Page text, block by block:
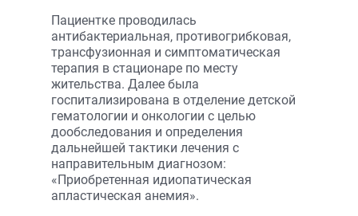
Пациентке проводилась
антибактериальная, противогрибковая,
трансфузионная и симптоматическая
терапия в стационаре по месту
жительства. Далее была
госпитализирована в отделение детской
гематологии и онкологии с целью
дообследования и определения
дальнейшей тактики лечения с
направительным диагнозом:
«Приобретенная идиопатическая
апластическая анемия».